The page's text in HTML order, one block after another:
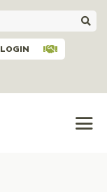
LOGIN